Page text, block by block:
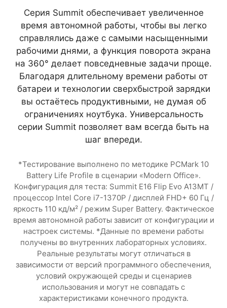
Серия Summit обеспечивает увеличенное
время автономной работы, чтобы вы легко
справлялись даже с самыми насыщенными
рабочими днями, а функция поворота экрана
на 360° делает повседневные задачи проще.
Благодаря длительному времени работы от
батареи и технологии сверхбыстрой зарядки
вы остаётесь продуктивными, не думая об
ограничениях ноутбука. Универсальность
серии Summit позволяет вам всегда быть на
шаг впереди.
*Тестирование выполнено по методике PCMark 10
Battery Life Profile в сценарии «Modern Office».
Конфигурация для теста: Summit E16 Flip Evo A13MT /
процессор Intel Core i7-1370P / дисплей FHD+ 60 Гц /
яркость 110 кд/м² / режим Super Battery. Фактическое
время автономной работы зависит от конфигурации и
настроек системы. *Данные по времени работы
получены во внутренних лабораторных условиях.
Реальные результаты могут отличаться в
зависимости от версий программного обеспечения,
условий окружающей среды и сценариев
использования и могут не совпадать с
характеристиками конечного продукта.